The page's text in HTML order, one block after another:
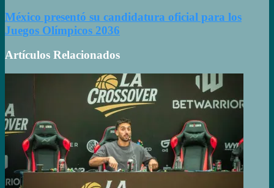
México presentó su candidatura oficial para los
Juegos Olímpicos 2036
Artículos Relacionados